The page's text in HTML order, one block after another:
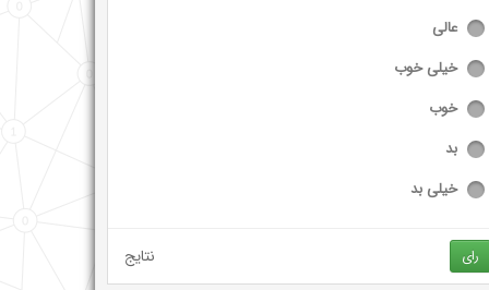
عالی
خیلی خوب
خوب
بد
خیلی بد
رای نتایج